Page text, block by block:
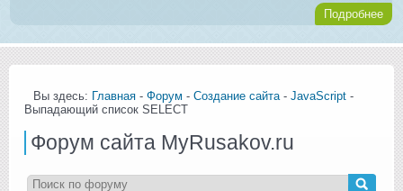
Подробнее
Вы здесь: Главная - Форум - Создание сайта- JavaScript -
Выпадающий список SELECT
Форум сайта MyRusakov.ru